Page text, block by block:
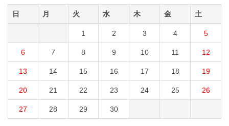
日 月 火 水 木 金 土
1 2 3 4 5
6 7 8 9 10 11 12
13 14 15 16 17 18 19
20 21 22 23 24 25 26
27 28 29 30